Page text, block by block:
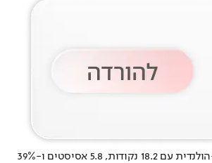
- ובגדול. הגארד הישראלי בן ה-21, שסיים עונה נהדרת במדי אוסטנד ואחד המועמדים לתואר ה-MVP בליגה הבלגית-הולנדית עם 18.2 נקודות, 5.8 אסיסטים ו-39%